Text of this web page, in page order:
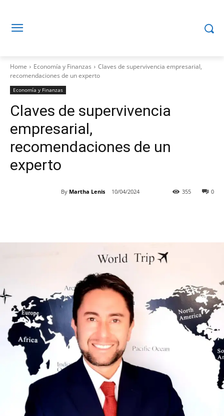
Home Economía y Finanzas
Claves de supervivencia empresarial,
recomendaciones de un experto
Economía y Finanzas
Claves de supervivencia
empresarial,
recomendaciones de un
experto
By Martha Lenis 10/04/2024 0
355